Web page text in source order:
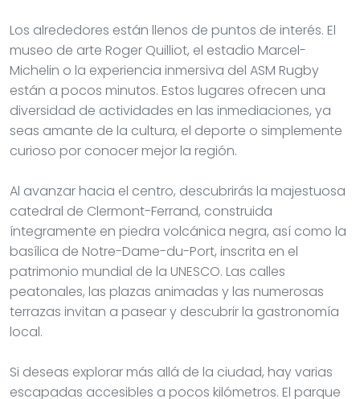
Los alrededores están llenos de puntos de interés. El
museo de arte Roger Quilliot, el estadio Marcel-
Michelin o la experiencia inmersiva del ASM Rugby
están a pocos minutos. Estos lugares ofrecen una
diversidad de actividades en las inmediaciones, ya
seas amante de la cultura, el deporte o simplemente
curioso por conocer mejor la región.
Al avanzar hacia el centro, descubrirás la majestuosa
catedral de Clermont-Ferrand, construida
íntegramente en piedra volcánica negra, así como la
basílica de Notre-Dame-du-Port, inscrita en el
patrimonio mundial de la UNESCO. Las calles
peatonales, las plazas animadas y las numerosas
terrazas invitan a pasear y descubrir la gastronomía
local.
Si deseas explorar más allá de la ciudad, hay varias
escapadas accesibles a pocos kilómetros. El parque